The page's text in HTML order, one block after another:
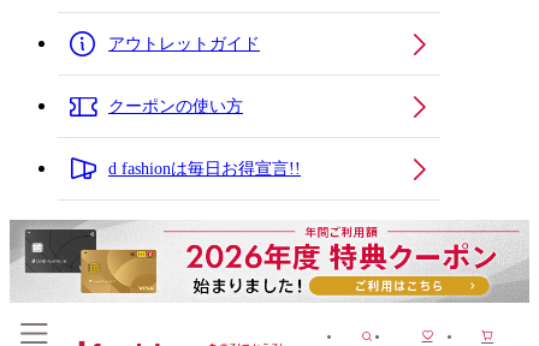
アウトレットガイド
クーポンの使い方
d fashionは毎日お得宣言!!